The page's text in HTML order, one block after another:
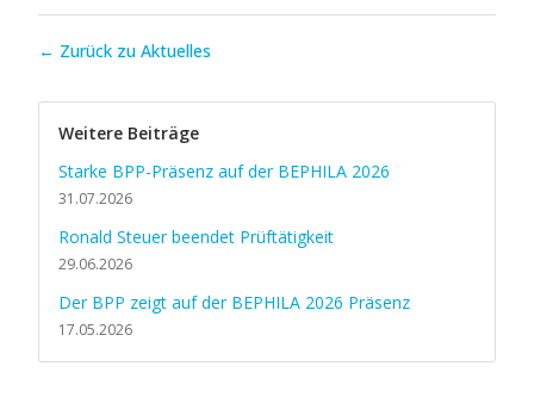
← Zurück zu Aktuelles
Weitere Beiträge
Starke BPP-Präsenz auf der BEPHILA 2026
31.07.2026
Ronald Steuer beendet Prüftätigkeit
29.06.2026
Der BPP zeigt auf der BEPHILA 2026 Präsenz
17.05.2026